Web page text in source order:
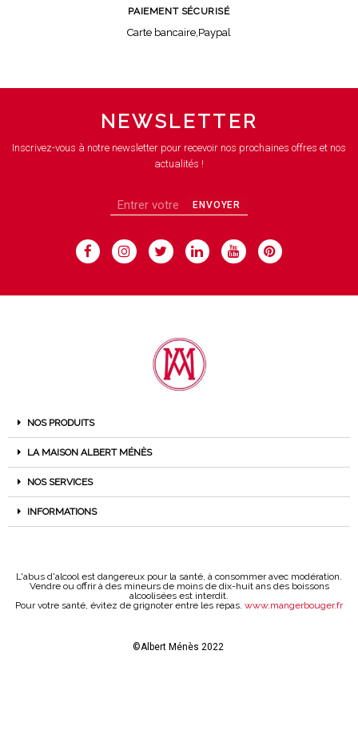
PAIEMENT SÉCURISÉ
Carte bancaire,Paypal
NEWSLETTER
Inscrivez-vous à notre newsletter pour recevoir nos prochaines offres et nos
actualités !
ENVOYER
NOS PRODUITS
LA MAISON ALBERT MÉNÈS
NOS SERVICES
INFORMATIONS
L'abus d'alcool est dangereux pour la santé, à consommer avec modération.
Vendre ou offrir à des mineurs de moins de dix-huit ans des boissons
alcoolisées est interdit.
Pour votre santé, évitez de grignoter entre les repas. www.mangerbouger.fr
©Albert Ménès 2022